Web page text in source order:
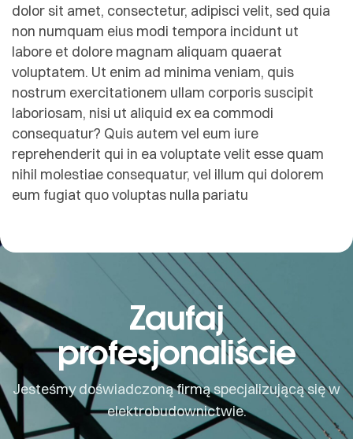
dolor sit amet, consectetur, adipisci velit, sed quia
non numquam eius modi tempora incidunt ut
labore et dolore magnam aliquam quaerat
voluptatem. Ut enim ad minima veniam, quis
nostrum exercitationem ullam corporis suscipit
laboriosam, nisi ut aliquid ex ea commodi
consequatur? Quis autem vel eum iure
reprehenderit qui in ea voluptate velit esse quam
nihil molestiae consequatur, vel illum qui dolorem
eum fugiat quo voluptas nulla pariatu
Zaufaj
profesjonaliście
Jesteśmy doświadczoną firmą specjalizującą się w
elektrobudownictwie.